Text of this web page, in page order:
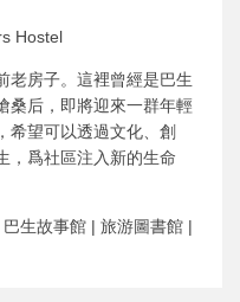
Hostel
老房子。這裡曾經是巴生
桑后，即將迎來一群年輕
希望可以透過文化、創
，爲社區注入新的生命
生故事館 | 旅游圖書館 |